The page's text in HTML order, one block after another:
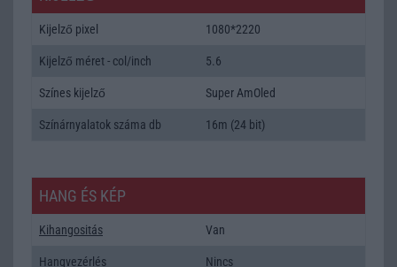
Kijelző pixel 1080*2220
Kijelző méret - col/inch 5.6
Színes kijelző Super AmOled
Színárnyalatok száma db 16m (24 bit)
HANG ÉS KÉP
Kihangositás Van
Hangvezérlés Nincs